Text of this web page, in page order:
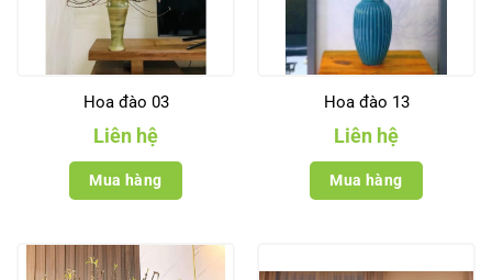
Hoa đào 03
Liên hệ
Mua hàng
Hoa đào 13
Liên hệ
Mua hàng